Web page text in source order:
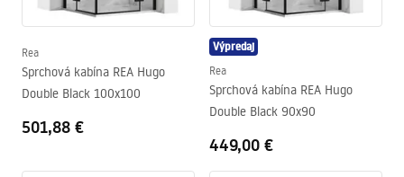
Rea
Sprchová kabína REA Hugo
Double Black 100x100
501,88 €
Výpredaj
Rea
Sprchová kabína REA Hugo
Double Black 90x90
449,00 €